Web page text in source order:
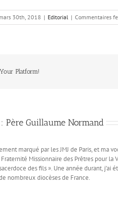
30th, 2018 | Editorial | Commentaires
Platform!
Père Guillaume Normand
marqué par les JMJ de Paris, et
Missionnaire des Prêtres pour la
des fils ». Une année durant, j’ai
nombreux diocèses de France.